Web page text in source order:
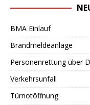
BMA Einlauf
Brandmeldeanlage
Personenrettung über
Verkehrsunfall
Türnotöffnung